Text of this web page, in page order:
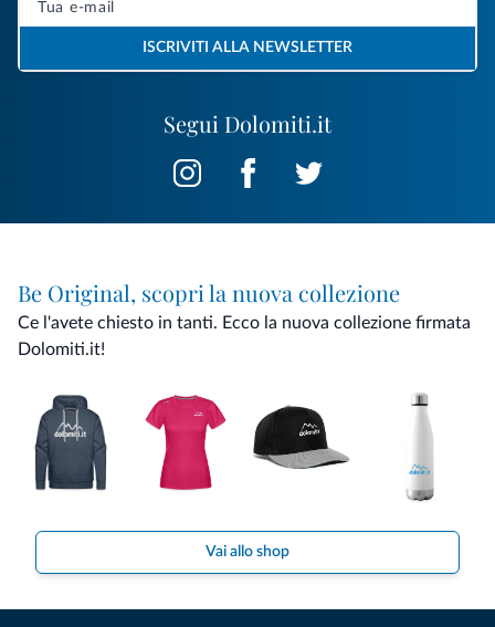
Segui Dolomiti.it
ISCRIVITI ALLA NEWSLETTER
Be Original, scopri la nuova collezione
Ce l'avete chiesto in tanti. Ecco la nuova collezione firmata
Dolomiti.it!
Vai allo shop